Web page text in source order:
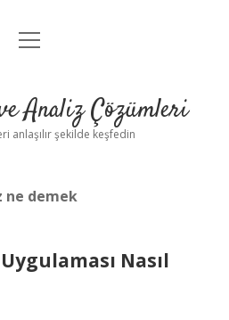
Anasayfa
Uyarı
menüyü
Analiz Çözümleri
anlaşılır şekilde keşfedin
ne demek
Nasıl